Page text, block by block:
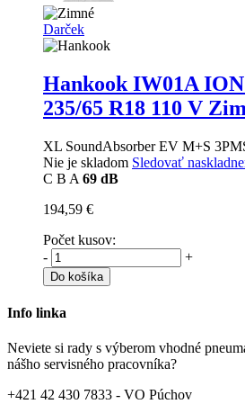
Darček
Hankook IW01A
235/65 R18 110 V
XL SoundAbsorber EV M+S
Nie je skladom Sledovať
C B A 69 dB
194,59 €
Počet kusov:
-
+
Do košíka
Info linka
Neviete si rady s výberom vhodné
nášho servisného pracovníka?
+421 42 430 7833 - VO Púchov